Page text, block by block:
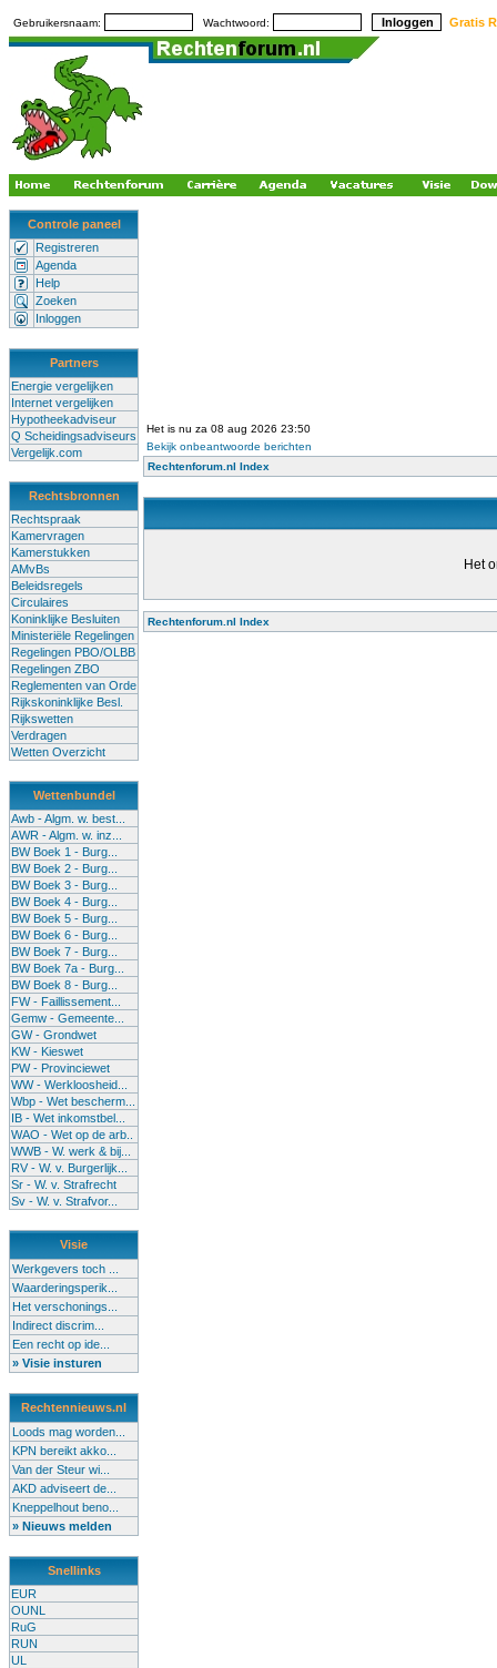
Gebruikersnaam: Wachtwoord: Gratis
Controle paneel
Registreren
Agenda
Help
Zoeken
Inloggen
Partners
Energie vergelijken
Internet vergelijken
Hypotheekadviseur
Q Scheidingsadviseurs
Vergelijk.com
Rechtsbronnen
Rechtspraak
Kamervragen
Kamerstukken
AMvBs
Beleidsregels
Circulaires
Koninklijke Besluiten
Ministeriële Regelingen
Regelingen PBO/OLBB
Regelingen ZBO
Reglementen van Orde
Rijkskoninklijke Besl.
Rijkswetten
Verdragen
Wetten Overzicht
Wettenbundel
Awb - Algm. w. best...
AWR - Algm. w. inz...
BW Boek 1 - Burg...
BW Boek 2 - Burg...
BW Boek 3 - Burg...
BW Boek 4 - Burg...
BW Boek 5 - Burg...
BW Boek 6 - Burg...
BW Boek 7 - Burg...
BW Boek 7a - Burg...
BW Boek 8 - Burg...
FW - Faillissement...
Gemw - Gemeente...
GW - Grondwet
KW - Kieswet
PW - Provinciewet
WW - Werkloosheid...
Wbp - Wet bescherm...
IB - Wet inkomstbel...
WAO - Wet op de arb..
WWB - W. werk & bij...
RV - W. v. Burgerlijk...
Sr - W. v. Strafrecht
Sv - W. v. Strafvor...
Visie
Werkgevers toch ...
Waarderingsperik...
Het verschonings...
Indirect discrim...
Een recht op ide...
» Visie insturen
Rechtennieuws.nl
Loods mag worden...
KPN bereikt akko...
Van der Steur wi...
AKD adviseert de...
Kneppelhout beno...
» Nieuws melden
Snellinks
EUR
OUNL
RuG
RUN
UL
Het is nu za 08 aug 2026 23:50
Bekijk onbeantwoorde berichten
Rechtenforum.nl Index
Het
Rechtenforum.nl Index